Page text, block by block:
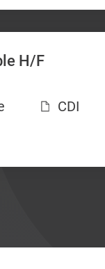
H/F
CDI